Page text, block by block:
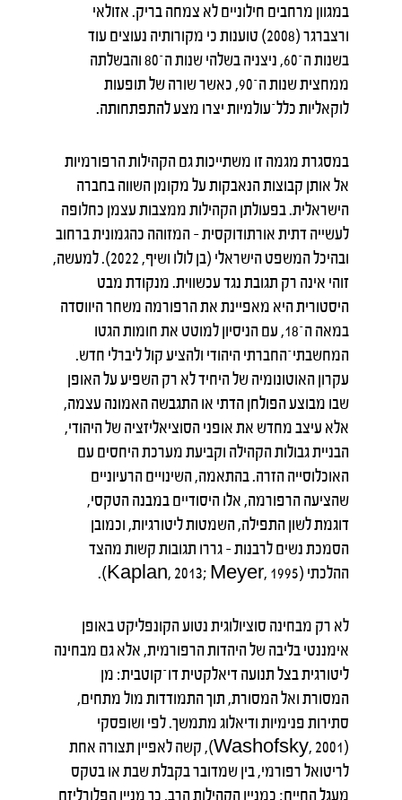
במגוון מרחבים חילוניים לא צמחה בריק. אזולאי
ורצברגר (2008) טוענות כי מקורותיה נעוצים עוד
בשנות ה־60, ניצניה בשלהי שנות ה־80 והבשלתה
ממחצית שנות ה־90, כאשר שורה של תופעות
לוקאליות כלל־עולמיות יצרו מצע להתפתחותה.
במסגרת מגמה זו משתייכות גם הקהילות הרפורמיות
אל אותן קבוצות הנאבקות על מקומן השווה בחברה
הישראלית. בפעולתן הקהילות ממצבות עצמן כחלופה
לעשייה דתית אורתודוקסית – המזוהה כהגמונית ברחוב
ובהיכל המשפט הישראלי (בן לולו ושיף, 2022). למעשה,
זוהי אינה רק תגובת נגד עכשווית. מנקודת מבט
היסטורית היא מאפיינת את הרפורמה משחר היווסדה
במאה ה־18, עם הניסיון למוטט את חומות הגטו
המחשבתי־החברתי היהודי ולהציע קול ליברלי חדש.
עקרון האוטונומיה של היחיד לא רק השפיע על האופן
שבו מבוצע הפולחן הדתי או התגבשה האמונה עצמה,
אלא עיצב מחדש את אופני הסוציאליזציה של היהודי,
הבניית גבולות הקהילה וקביעת מערכת היחסים עם
האוכלוסייה הזרה. בהתאמה, השינויים הרעיוניים
שהציעה הרפורמה, אלו היסודיים במבנה הטקסי,
דוגמת לשון התפילה, השמטות ליטורגיות, וכמובן
הסמכת נשים לרבנות – גררו תגובות קשות מהצד
ההלכתי (Kaplan, 2013; Meyer, 1995).
לא רק מבחינה סוציולוגית נטוע הקונפליקט באופן
אימננטי בליבה של היהדות הרפורמית, אלא גם מבחינה
ליטורגית בצל תנועה דיאלקטית דו־קוטבית: מן
המסורת ואל המסורת, תוך התמודדות מול מתחים,
סתירות פנימיות ודיאלוג מתמשך. לפי ושופסקי
(Washofsky, 2001), קשה לאפיין תצורה אחת
לריטואל רפורמי, בין שמדובר בקבלת שבת או בטקס
מעגל החיים; כמניין הקהילות הרב, כך מניין הפלורליזם